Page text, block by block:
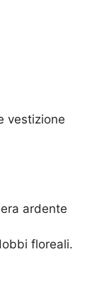
vestizione
ardente
floreali.